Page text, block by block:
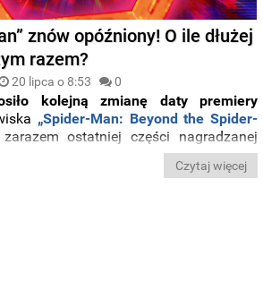
znów opóźniony! O ile dłużej
razem?
20 lipca o 8:53 0
kolejną zmianę daty premiery
„Spider-Man: Beyond the Spider-
ostatniej części nagradzanej
Czytaj więcej